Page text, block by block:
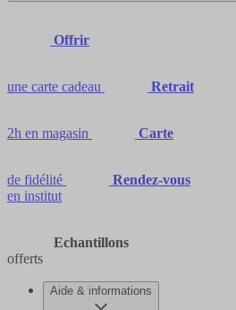
Offrir
une carte cadeau Retrait
2h en magasin Carte
de fidélité
Rendez-vous
en institut
Echantillons
offerts
Aide & informations